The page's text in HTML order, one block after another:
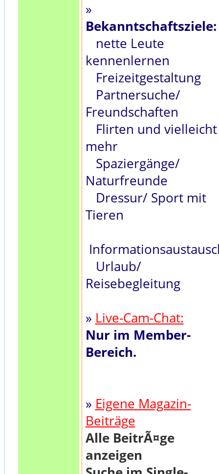
»
Bekanntschaftsziele:
nette Leute
kennenlernen
Freizeitgestaltung
Partnersuche/
Freundschaften
Flirten und vielleicht
mehr
Spaziergänge/
Naturfreunde
Dressur/ Sport mit
Tieren
Urlaub/
Reisebegleitung
» Live-Cam-Chat:
Nur im Member-
Bereich.
» Eigene Magazin-
Beiträge
Alle BeitrÃ¤ge
anzeigen